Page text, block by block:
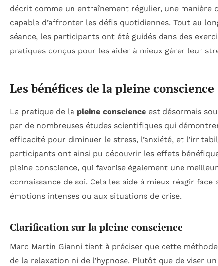
décrit comme un entraînement régulier, une manière
capable d’affronter les défis quotidiennes. Tout au
séance, les participants ont été guidés dans des
pratiques conçus pour les aider à mieux gérer leur
Les bénéfices de la pleine conscience
La pratique de la pleine conscience est désormais
par de nombreuses études scientifiques qui
efficacité pour diminuer le stress, l’anxiété, et
participants ont ainsi pu découvrir les effets
pleine conscience, qui favorise également une
connaissance de soi. Cela les aide à mieux réagir face
émotions intenses ou aux situations de crise.
Clarification sur la pleine conscience
Marc Martin Gianni tient à préciser que cette méthode
de la relaxation ni de l’hypnose. Plutôt que de viser